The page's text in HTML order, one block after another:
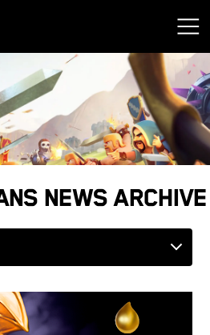
News Archive